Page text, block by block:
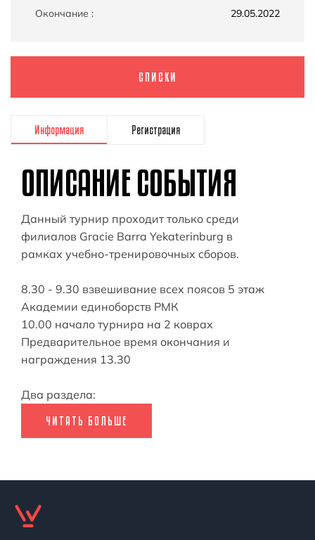
Окончание : 29.05.2022
СПИСКИ
Информация Регистрация
ОПИСАНИЕ СОБЫТИЯ
Данный турнир проходит только среди
филиалов Gracie Barra Yekaterinburg в
рамках учебно-тренировочных сборов.
8.30 - 9.30 взвешивание всех поясов 5 этаж
Академии единоборств РМК
10.00 начало турнира на 2 коврах
Предварительное время окончания и
награждения 13.30
Два раздела:
ЧИТАТЬ БОЛЬШЕ